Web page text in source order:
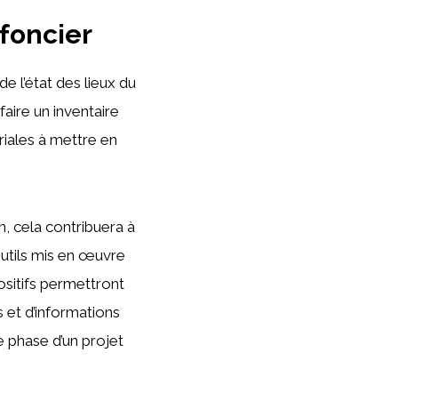
l’état des lieux du
un inventaire
à mettre en
cela contribuera à
mis en œuvre
permettront
d’informations
d’un projet